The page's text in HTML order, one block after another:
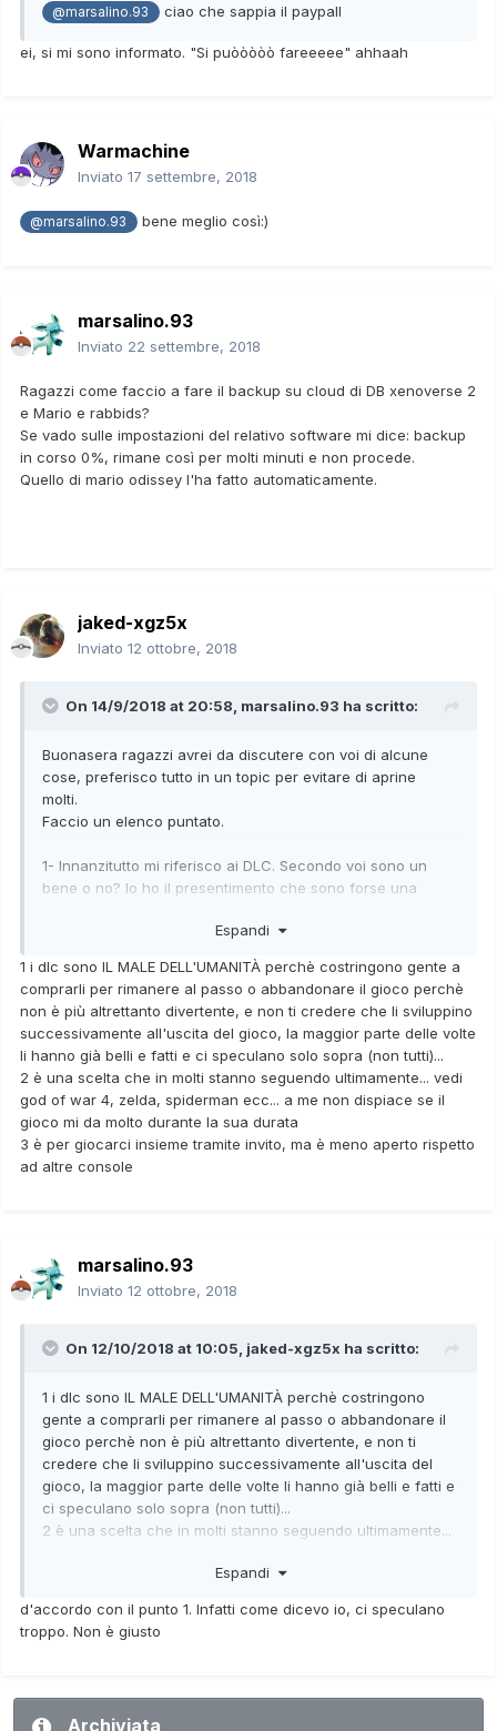
@marsalino.93 ciao che sappia il paypall
ei, si mi sono informato. "Si puòòòòò fareeeee" ahhaah
Warmachine
Inviato 17 settembre, 2018
@marsalino.93 bene meglio così:)
marsalino.93
Inviato 22 settembre, 2018
Ragazzi come faccio a fare il backup su cloud di DB xenoverse 2
e Mario e rabbids?
Se vado sulle impostazioni del relativo software mi dice: backup
in corso 0%, rimane così per molti minuti e non procede.
Quello di mario odissey l'ha fatto automaticamente.
jaked-xgz5x
Inviato 12 ottobre, 2018
On 14/9/2018 at 20:58, marsalino.93 ha scritto:
Buonasera ragazzi avrei da discutere con voi di alcune
cose, preferisco tutto in un topic per evitare di aprine
molti.
Faccio un elenco puntato.
1- Innanzitutto mi riferisco ai DLC. Secondo voi sono un
bene o no? Io ho il presentimento che sono forse una
possono abusare. Potrebbe pubblicare un gioco che
completo, per poi continuare a inserire altri contenuti
mediante DLC e continuare a guadagnare. Il giocatore
dovrà pagare un plus se vuole godersi a pieno il gioco e
stare al passo di chi ha invece ha acquistato già il DLC
(vedi Dragon ball che introduce altri PG o mario aces tennis
ecc...)
Perchè non fanno tutto sin dall'inizio? Chi è che non ci dice
che quei contenuti sarebbero potuti essere già presenti nel
gioco definitivo?
Però dall'altro lato penso che sia un bene perchè il
scoprire, somministrate a piccole dosi (anche se a
pagamento!!)
motivo non hanno fatto l'on line? secondo me sarebbe
Inoltre, tanto per rimanere in argomento, volevo acquistare
il DLC di Donkey kong. Ne vale la pena? quante missioni
extra ci sono?
3- una cosa che non ho capito riguarda invece l'utilità di
aggiungere amici con l'account personale nintendo switch.
Per esempio, non ho la possibilità di contattarlo, qualora
esempio a dragon ball per fare una missione...ma ricevo
qualcos'altro! Cosa me ne faccio? Che senso ha?
Espandi
1 i dlc sono IL MALE DELL'UMANITÀ perchè costringono gente a
comprarli per rimanere al passo o abbandonare il gioco perchè
non è più altrettanto divertente, e non ti credere che li sviluppino
successivamente all'uscita del gioco, la maggior parte delle volte
li hanno già belli e fatti e ci speculano solo sopra (non tutti)...
2 è una scelta che in molti stanno seguendo ultimamente... vedi
god of war 4, zelda, spiderman ecc... a me non dispiace se il
gioco mi da molto durante la sua durata
3 è per giocarci insieme tramite invito, ma è meno aperto rispetto
ad altre console
marsalino.93
Inviato 12 ottobre, 2018
On 12/10/2018 at 10:05, jaked-xgz5x ha scritto:
1 i dlc sono IL MALE DELL'UMANITÀ perchè costringono
gente a comprarli per rimanere al passo o abbandonare il
gioco perchè non è più altrettanto divertente, e non ti
credere che li sviluppino successivamente all'uscita del
gioco, la maggior parte delle volte li hanno già belli e fatti e
ci speculano solo sopra (non tutti)...
2 è una scelta che in molti stanno seguendo ultimamente...
dispiace se il gioco mi da molto durante la sua durata
rispetto ad altre console
Espandi
d'accordo con il punto 1. Infatti come dicevo io, ci speculano
troppo. Non è giusto
Archiviata